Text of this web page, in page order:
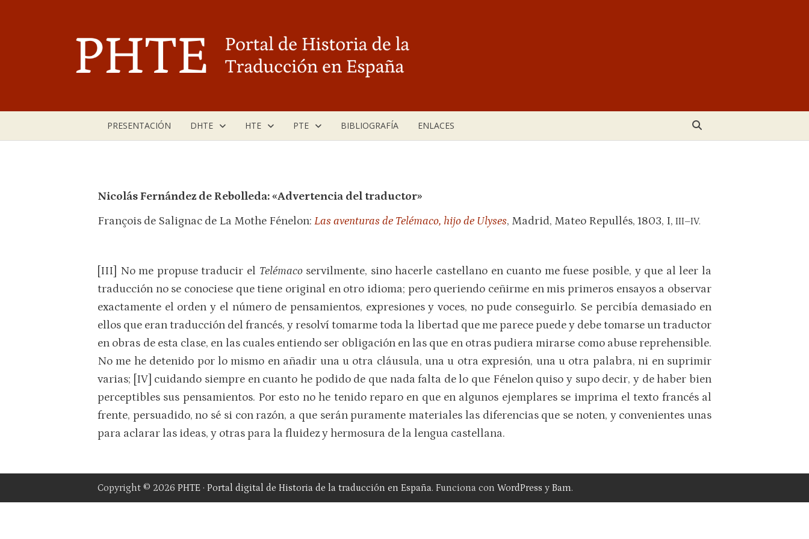
PRESENTACIÓN DHTE HTE PTE BIBLIOGRAFÍA ENLACES
Nicolás Fernández de Rebolleda:«Advertencia del traductor»
François de Salignac de La Mothe Fénelon: Las aventuras de Telémaco, hijo de Ulyses, Madrid, Mateo Repullés, 1803, I, III–IV.
III ] No me propuse traducir el Telémacoservilmente, sino hacerle castellano en cuanto me fuese posible, y que al leer la
traducción no se conociese que tiene original en otro idioma; pero queriendo ceñirme en mis primeros ensayos a observar
exactamente el orden y el número de pensamientos, expresiones y voces, no pude conseguirlo. Se percibía demasiado en
ellos que eran traducción del francés, y resolví tomarme toda la libertad que me parece puede y debe tomarse un traductor
en obras de esta clase, en las cuales entiendo ser obligación en las que en otras pudiera mirarse como abuse reprehensible.
No me he detenido por lo mismo en añadir una u otra cláusula, una u otra expresión, una u otra palabra, ni en suprimir
varias; [ IV] cuidando siempre en cuanto he podido de que nada falta de lo que Fénelon quiso y supo decir, y de haber bien
perceptibles sus pensamientos. Por esto no he tenido reparo en que en algunos ejemplares se imprima el texto francés al
frente, persuadido, no sé si con razón, a que serán puramente materiales las diferencias que se noten, y convenientes unas
para aclarar las ideas, y otras para la fluidez y hermosura de la lengua castellana.
Copyright © 2026 PHTE · Portal digital de Historia de la traducción en España. Funciona con WordPress y Bam.